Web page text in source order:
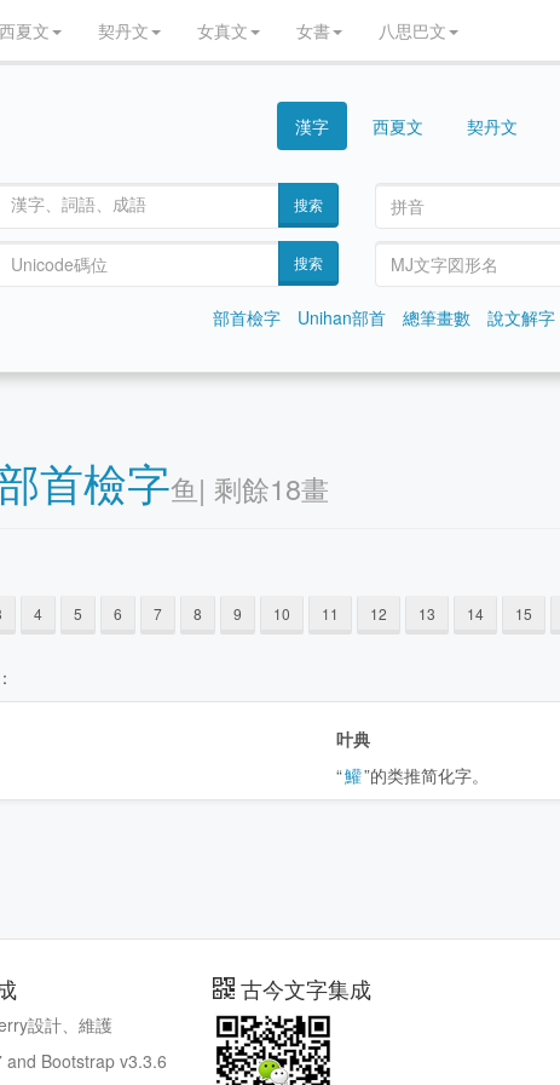
西夏文 契丹文 女真文 女書 八思巴文
漢字 西夏文 契丹文
搜索
搜索
部首檢字 Unihan部首 總筆畫數 說文解字
首檢字鱼| 剩餘18畫
4 5 6 7 8 9 10 11 12 13 14 15
叶典
“鱹”的类推简化字。
設計、維護
and Bootstrap v3.3.6
古今文字集成